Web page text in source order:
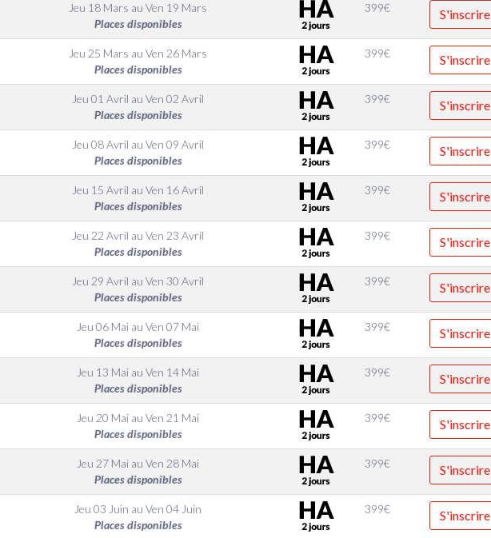
Jeu 18 Mars auVen 19 Mars
Places disponibles
399€ S'inscrire
Jeu 25 Mars auVen 26 Mars
Places disponibles
399€ S'inscrire
Jeu 01 Avril auVen 02 Avril
Places disponibles
399€ S'inscrire
Jeu 08 Avril auVen 09 Avril
Places disponibles
399€ S'inscrire
Jeu 15 Avril auVen 16 Avril
Places disponibles
399€ S'inscrire
Jeu 22 Avril auVen 23 Avril
Places disponibles
399€ S'inscrire
Jeu 29 Avril auVen 30 Avril
Places disponibles
399€ S'inscrire
Jeu 06 Mai auVen 07 Mai
Places disponibles
399€ S'inscrire
Jeu 13 Mai auVen 14 Mai
Places disponibles
399€ S'inscrire
Jeu 20 Mai auVen 21 Mai
Places disponibles
399€ S'inscrire
Jeu 27 Mai auVen 28 Mai
Places disponibles
399€ S'inscrire
Jeu 03 Juin auVen 04 Juin
Places disponibles
399€ S'inscrire